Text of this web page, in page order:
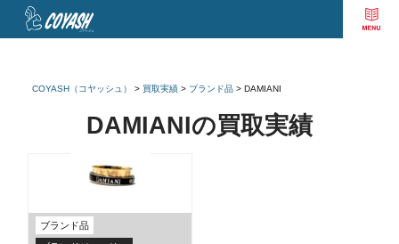
COYASH（コヤッシュ） > 買取実績> ブランド品> DAMIANI
DAMIANIの買取実績
ブランド品